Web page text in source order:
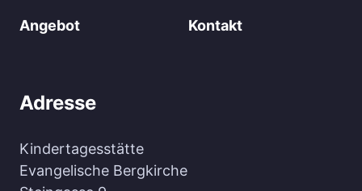
Angebot Kontakt
Adresse
Kindertagesstätte
Evangelische Bergkirche